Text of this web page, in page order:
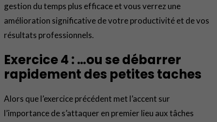
gestion du temps plus efficace et vous verrez une
amélioration significative de votre productivité et de vos
résultats professionnels.
Exercice 4 : …ou se débarrer
rapidement des petites taches
Alors que l’exercice précédent met l’accent sur
l’importance de s’attaquer en premier lieu aux tâches